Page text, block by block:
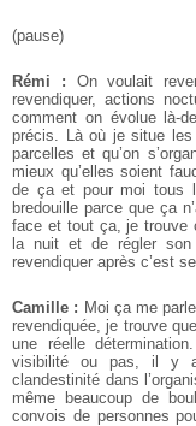
(pause)
Rémi : On voulait
revendiquer, actions
comment on évolue là-
précis. Là où je situe
parcelles et qu’on
mieux qu’elles soient
de ça et pour moi tous
bredouille parce que ça
face et tout ça, je trouve
la nuit et de régler
revendiquer après c’est
Camille : Moi ça me
revendiquée, je trouve
une réelle
visibilité ou pas, il y
clandestinité dans
même beaucoup de
convois de personnes